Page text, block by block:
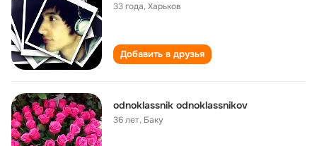
33 года,Харьков
Добавить в друзья
odnoklassnik odnoklassnikov
36 лет, Баку